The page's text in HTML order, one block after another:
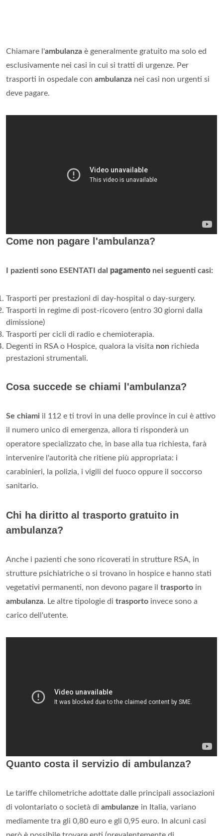
Chiamare l'ambulanza è generalmente gratuito ma solo ed
esclusivamente nei casi in cui si tratti di urgenze. Per
trasporti in ospedale con ambulanza nei casi non urgenti si
deve pagare.
Come non pagare l'ambulanza?
I pazienti sono ESENTATI dal pagamento nei seguenti casi:
Trasporti per prestazioni di day-hospital o day-surgery.
Trasporti in regime di post-ricovero (entro 30 giorni dalla
dimissione)
Trasporti per cicli di radio e chemioterapia.
Degenti in RSA o Hospice, qualora la visita non richieda
prestazioni strumentali.
Cosa succede se chiami l'ambulanza?
Se chiami il 112 e ti trovi in una delle province in cui è attivo
il numero unico di emergenza, allora ti risponderà un
operatore specializzato che, in base alla tua richiesta, farà
intervenire l'autorità che ritiene più appropriata: i
carabinieri, la polizia, i vigili del fuoco oppure il soccorso
sanitario.
Chi ha diritto al trasporto gratuito in
ambulanza?
Anche i pazienti che sono ricoverati in strutture RSA, in
strutture psichiatriche o si trovano in hospice e hanno stati
vegetativi permanenti, non devono pagare il trasporto in
ambulanza. Le altre tipologie di trasporto invece sono a
carico dell'utente.
Quanto costa il servizio di ambulanza?
Le tariffe chilometriche adottate dalle principali associazioni
di volontariato o società di ambulanze in Italia, variano
mediamente tra gli 0,80 euro e gli 0,95 euro. In alcuni casi